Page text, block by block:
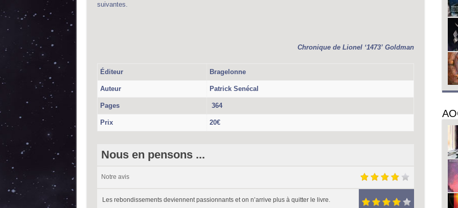
suivantes.
Chronique de Lionel ‘1473’ Goldman
Éditeur Bragelonne
Auteur Patrick Senécal
Pages 364
Prix 20€
Nous en pensons ...
Notre avis
Les rebondissements deviennent passionnants et on n’arrive plus à quitter le livre.